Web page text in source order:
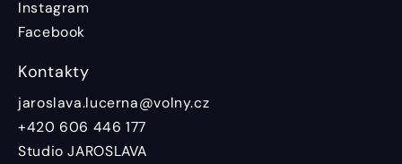
Instagram
Facebook
Kontakty
jaroslava.lucerna@volny.cz
+420 606 446 177
Studio JAROSLAVA